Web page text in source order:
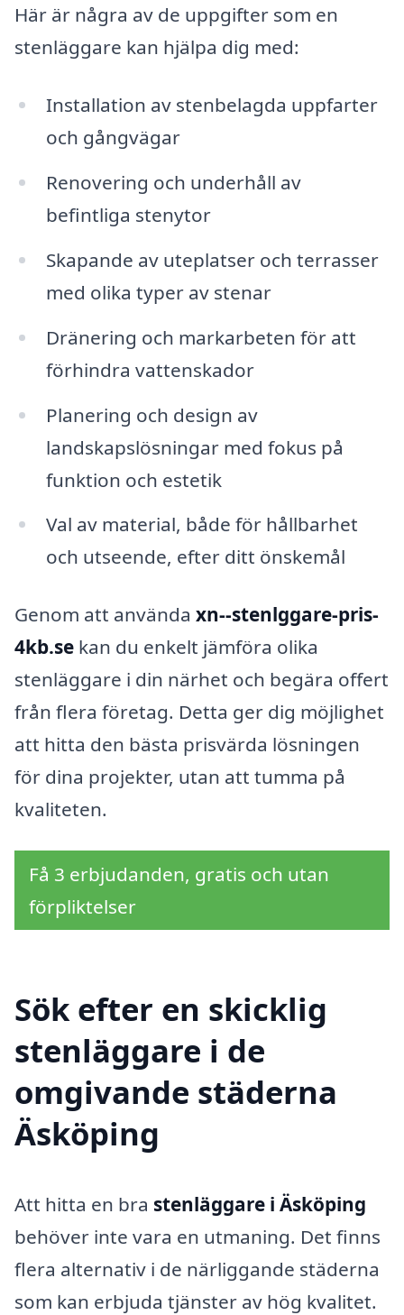
Här är några av de uppgifter som en
stenläggare kan hjälpa dig med:
Installation av stenbelagda uppfarter
och gångvägar
Renovering och underhåll av
befintliga stenytor
Skapande av uteplatser och terrasser
med olika typer av stenar
Dränering och markarbeten för att
förhindra vattenskador
Planering och design av
landskapslösningar med fokus på
funktion och estetik
Val av material, både för hållbarhet
och utseende, efter ditt önskemål
Genom att använda xn--stenlggare-pris-
4kb.se kan du enkelt jämföra olika
stenläggare i din närhet och begära offert
från flera företag. Detta ger dig möjlighet
att hitta den bästa prisvärda lösningen
för dina projekter, utan att tumma på
kvaliteten.
Få 3 erbjudanden, gratis och utan
förpliktelser
Sök efter en skicklig
stenläggare i de
omgivande städerna
Äsköping
Att hitta en bra stenläggare i Äsköping
behöver inte vara en utmaning. Det finns
flera alternativ i de närliggande städerna
som kan erbjuda tjänster av hög kvalitet.